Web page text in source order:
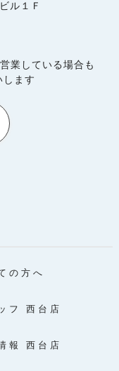
ル１Ｆ
業している場合も
します
の方へ
フ 西台店
報 西台店